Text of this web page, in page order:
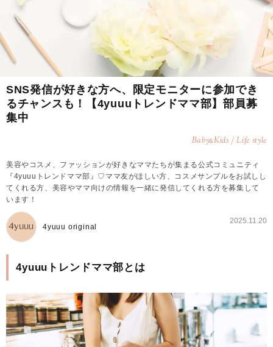
SNS発信が好きな方へ、限定モニターに参加でき
るチャンスも！【4yuuuトレンドママ部】部員募
集中
Baby&Kids / Life style
美容やコスメ、ファッションが好きなママたちが集まる公式コミュニティ
『4yuuuトレンドママ部』♡ママ友がほしい方、コスメサンプルをお試しし
てくれる方、美容やママ向けの情報を一緒に発信してくれる方を募集して
います！
4yuuu original
2025.11.20
4yuuuトレンドママ部とは